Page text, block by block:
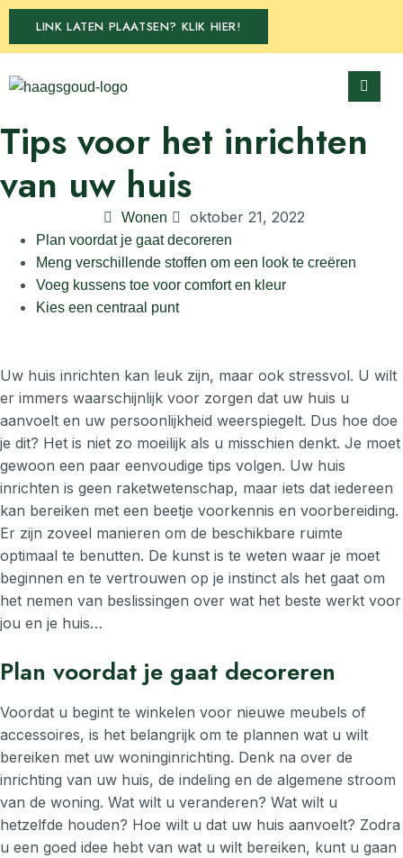
LINK LATEN PLAATSEN? KLIK HIER!
Tips voor het inrichten
van uw huis
Wonen oktober 21, 2022
Plan voordat je gaat decoreren
Meng verschillende stoffen om een look te creëren
Voeg kussens toe voor comfort en kleur
Kies een centraal punt
Uw huis inrichten kan leuk zijn, maar ook stressvol. U wilt
er immers waarschijnlijk voor zorgen dat uw huis u
aanvoelt en uw persoonlijkheid weerspiegelt. Dus hoe doe
je dit? Het is niet zo moeilijk als u misschien denkt. Je moet
gewoon een paar eenvoudige tips volgen. Uw huis
inrichten is geen raketwetenschap, maar iets dat iedereen
kan bereiken met een beetje voorkennis en voorbereiding.
Er zijn zoveel manieren om de beschikbare ruimte
optimaal te benutten. De kunst is te weten waar je moet
beginnen en te vertrouwen op je instinct als het gaat om
het nemen van beslissingen over wat het beste werkt voor
jou en je huis…
Plan voordat je gaat decoreren
Voordat u begint te winkelen voor nieuwe meubels of
accessoires, is het belangrijk om te plannen wat u wilt
bereiken met uw woninginrichting. Denk na over de
inrichting van uw huis, de indeling en de algemene stroom
van de woning. Wat wilt u veranderen? Wat wilt u
hetzelfde houden? Hoe wilt u dat uw huis aanvoelt? Zodra
u een goed idee hebt van wat u wilt bereiken, kunt u gaan